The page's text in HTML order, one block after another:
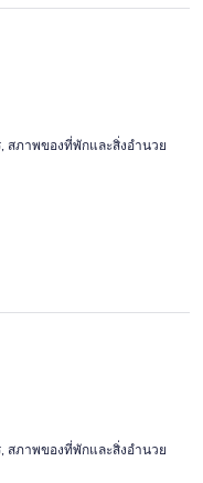
สภาพของที่พักและสิ่งอำนวย
สภาพของที่พักและสิ่งอำนวย